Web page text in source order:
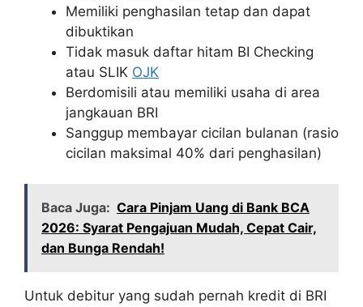
Memiliki penghasilan tetap dan dapat
dibuktikan
Tidak masuk daftar hitam BI Checking
atau SLIK OJK
Berdomisili atau memiliki usaha di area
jangkauan BRI
Sanggup membayar cicilan bulanan (rasio
cicilan maksimal 40% dari penghasilan)
Baca Juga: Cara Pinjam Uang di Bank BCA
2026: Syarat Pengajuan Mudah, Cepat Cair,
dan Bunga Rendah!
Untuk debitur yang sudah pernah kredit di BRI